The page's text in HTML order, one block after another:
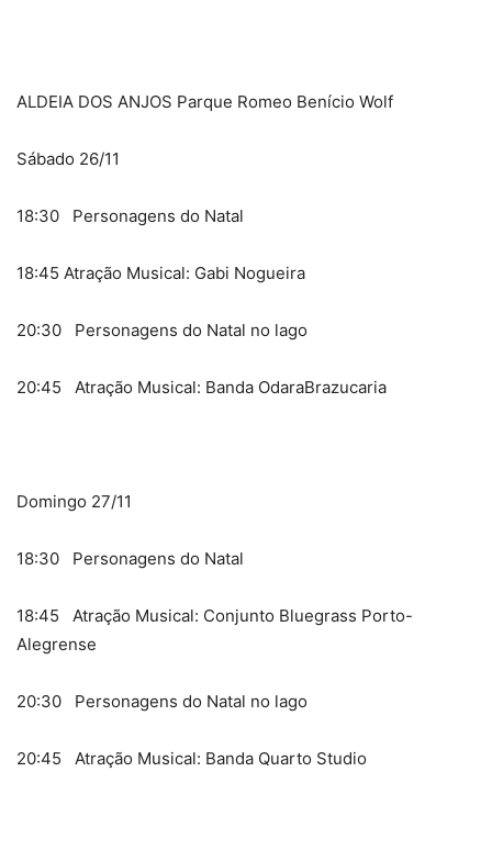
ALDEIA DOS ANJOS Parque Romeo Benício Wolf
Sábado 26/11
18:30 Personagens do Natal
18:45 Atração Musical: Gabi Nogueira
20:30 Personagens do Natal no lago
20:45 Atração Musical: Banda OdaraBrazucaria
Domingo 27/11
18:30 Personagens do Natal
18:45 Atração Musical: Conjunto Bluegrass Porto-
Alegrense
20:30 Personagens do Natal no lago
20:45 Atração Musical: Banda Quarto Studio